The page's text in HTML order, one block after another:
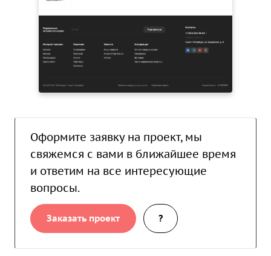
Оформите заявку на проект, мы
свяжемся с вами в ближайшее время
и ответим на все интересующие
вопросы.
Заказать проект ?